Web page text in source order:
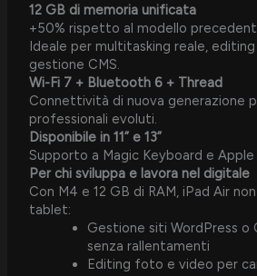
12 GB di memoria unificata
+50% rispetto al modello
Ideale per multitasking reale,
gestione CMS.
Wi-Fi 7 + Bluetooth 6 + Thread
Connettività di nuova generazione
professionali evoluti.
Disponibile in 11” e 13”
Supporto a Magic Keyboard e Apple
Per chi sviluppa e lavora nel digitale
Con M4 e 12 GB di RAM, iPad Air
tablet:
Gestione siti WordPress o
senza rallentamenti
Editing foto e video per